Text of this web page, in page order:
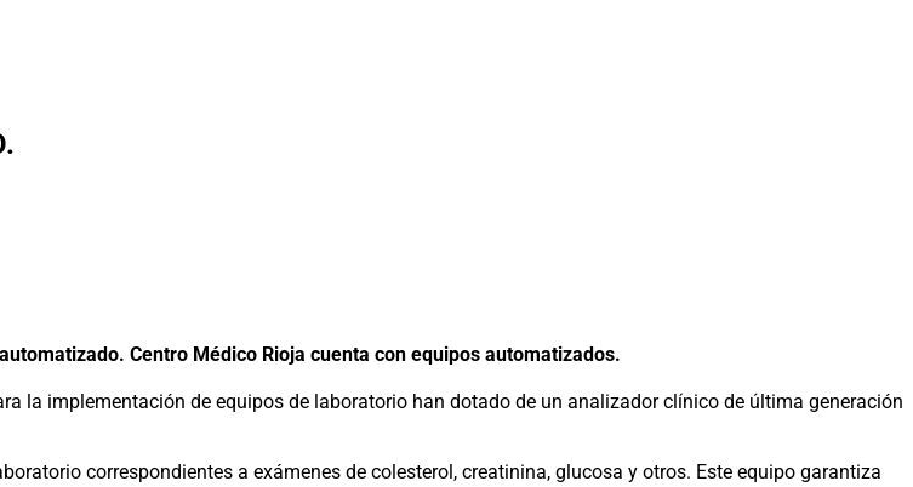
Centro Médico Rioja cuenta con equipos automatizados.
la implementación de equipos de laboratorio han dotado de un analizador clínico de última generación
correspondientes a exámenes de colesterol, creatinina, glucosa y otros. Este equipo garantiza